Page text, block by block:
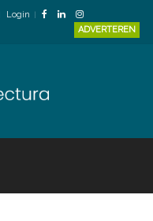
Login
ADVERTEREN